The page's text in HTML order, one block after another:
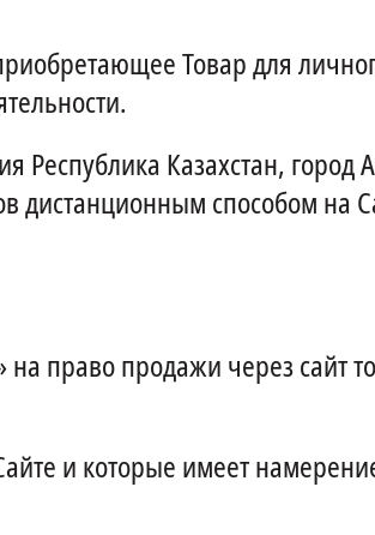
Товар для
Казахстан, город
дистанционным способом на
право продажи через сайт
и которые имеет